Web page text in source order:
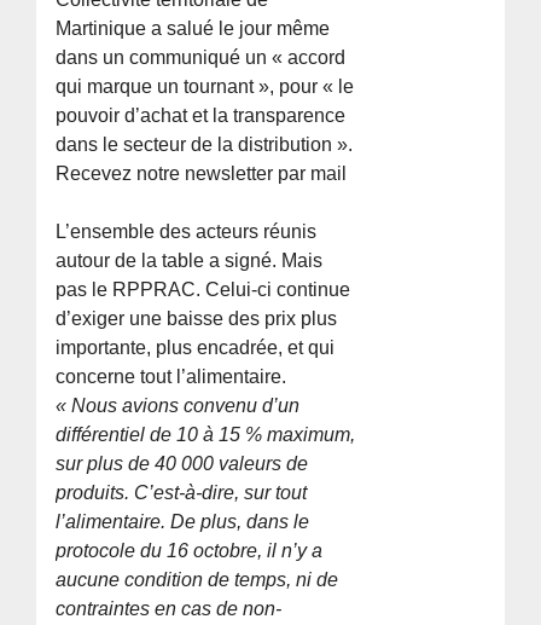
Martinique a salué le jour même
dans un communiqué un « accord
qui marque un tournant », pour « le
pouvoir d’achat et la transparence
dans le secteur de la distribution ».
Recevez notre newsletter par mail
L’ensemble des acteurs réunis
autour de la table a signé. Mais
pas le RPPRAC. Celui-ci continue
d’exiger une baisse des prix plus
importante, plus encadrée, et qui
concerne tout l’alimentaire.
« Nous avions convenu d’un
différentiel de 10 à 15 % maximum,
sur plus de 40 000 valeurs de
produits. C’est-à-dire, sur tout
l’alimentaire. De plus, dans le
protocole du 16 octobre, il n’y a
aucune condition de temps, ni de
contraintes en cas de non-